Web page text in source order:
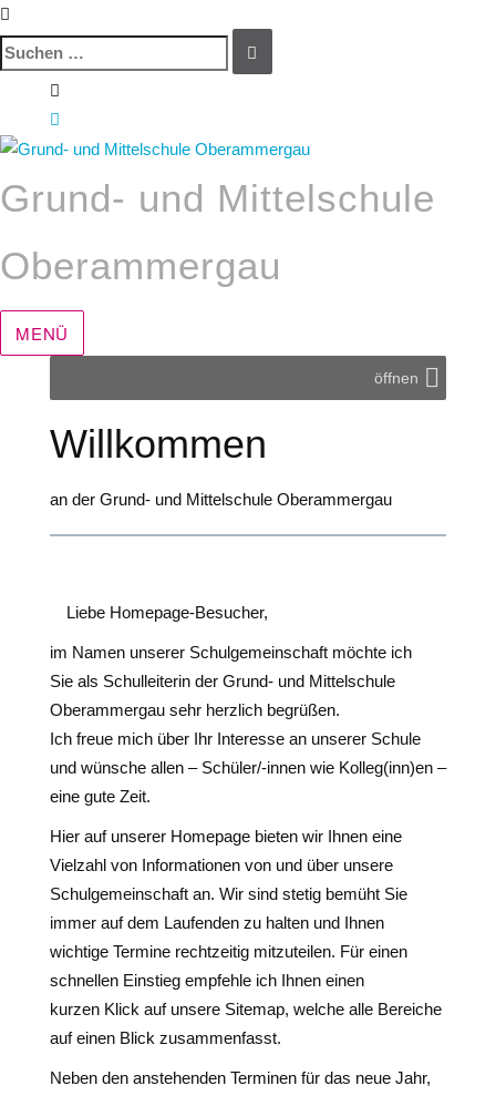
Suchen
nach:
SUCHEN
springen
Grund- und Mittelschule
Oberammergau
MENÜ
öffnen
Willkommen
an der Grund- und Mittelschule Oberammergau
Liebe Homepage-Besucher,
im Namen unserer Schulgemeinschaft möchte ich
Sie als Schulleiterin der Grund- und Mittelschule
Oberammergau sehr herzlich begrüßen.
Ich freue mich über Ihr Interesse an unserer Schule
und wünsche allen – Schüler/-innen wie Kolleg(inn)en –
eine gute Zeit.
Hier auf unserer Homepage bieten wir Ihnen eine
Vielzahl von Informationen von und über unsere
Schulgemeinschaft an. Wir sind stetig bemüht Sie
immer auf dem Laufenden zu halten und Ihnen
wichtige Termine rechtzeitig mitzuteilen. Für einen
schnellen Einstieg empfehle ich Ihnen einen
kurzen Klick auf unsere Sitemap, welche alle Bereiche
auf einen Blick zusammenfasst.
Neben den anstehenden Terminen für das neue Jahr,